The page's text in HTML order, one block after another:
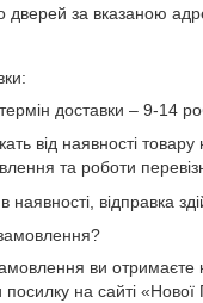
дверей за вказаною
доставки – 9-14
від наявності товару
та роботи
наявності, відправка
ви
посилку на сайті «Нової